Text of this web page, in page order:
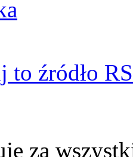
to źródło
za